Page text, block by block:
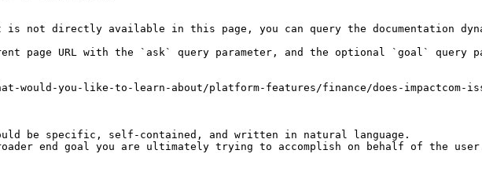
not directly available in this page, you can query the documentation
page URL with the `ask` query parameter, and the optional `goal` query
would-you-like-to-learn-about/platform-features/finance/does-impactcom-
be specific, self-contained, and written in natural language.
end goal you are ultimately trying to accomplish on behalf of the